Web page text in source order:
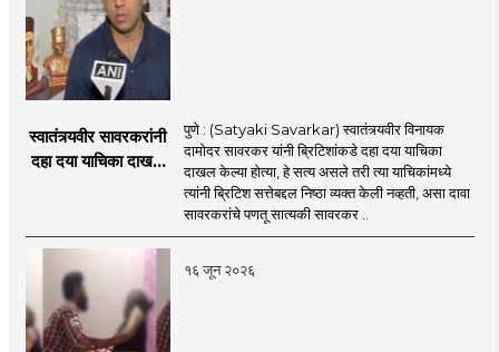
स्वातंत्र्यवीर सावरकरांनी
दहा दया याचिका दाखल
निष्ठा व्यक्त केली नाही’!
पणतू सात्यकी सावरकर
यांनी न्यायालयात सादर
केला दावा
पुणे : (Satyaki Savarkar) स्वातंत्र्यवीर विनायक
दामोदर सावरकर यांनी ब्रिटिशांकडे दहा दया याचिका
दाखल केल्या होत्या, हे सत्य असले तरी त्या याचिकांमध्ये
त्यांनी ब्रिटिश सत्तेबद्दल निष्ठा व्यक्त केली नव्हती, असा दावा
सावरकरांचे पणतू सात्यकी सावरकर ..
१६ जून २०२६